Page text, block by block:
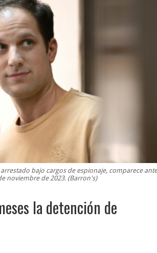
bajo cargos de espionaje, comparece
noviembre de 2023. (Barron's)
la detención de